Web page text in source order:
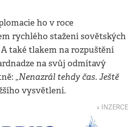
ho v roce
rychlého stažení sovětských
také tlakem na rozpuštění
na svůj odmítavý
„Nenazrál tehdy čas. Ještě
vysvětlení.
↓ INZERCE